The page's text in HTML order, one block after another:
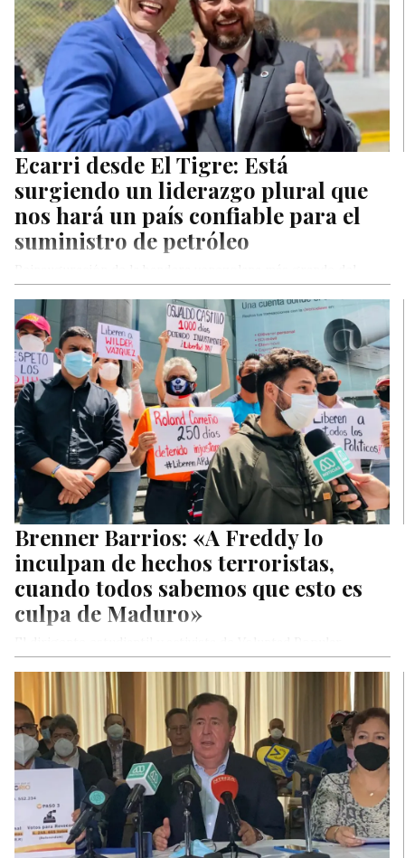
Ecarri desde El Tigre: Está
surgiendo un liderazgo plural que
nos hará un país confiable para el
suministro de petróleo
mundo
Brenner Barrios: «A Freddy lo
inculpan de hechos terroristas,
cuando todos sabemos que esto es
culpa de Maduro»
Brenner Barrios, repudió los hechos de violencia de los que
fueron víctimas…